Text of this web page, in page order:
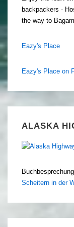
backpackers -
the way to
Eazy's Place
Eazy's Place on
ALASKA
Scheitern in der